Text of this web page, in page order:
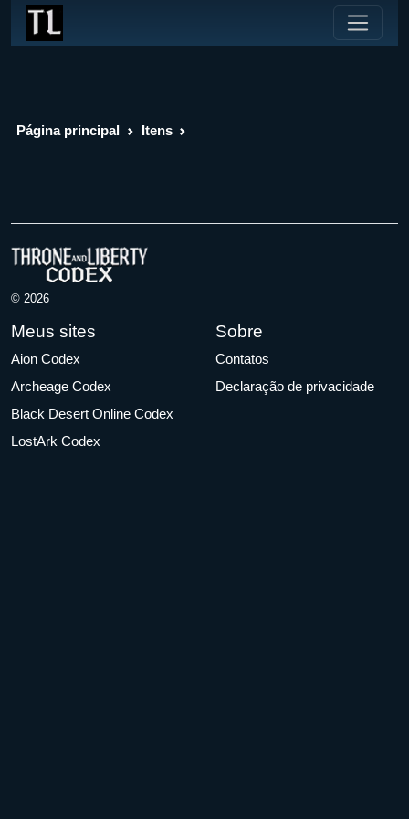
Página principal Itens
© 2026
Meus sites
Aion Codex
Archeage Codex
Black Desert Online Codex
LostArk Codex
Sobre
Contatos
Declaração de privacidade